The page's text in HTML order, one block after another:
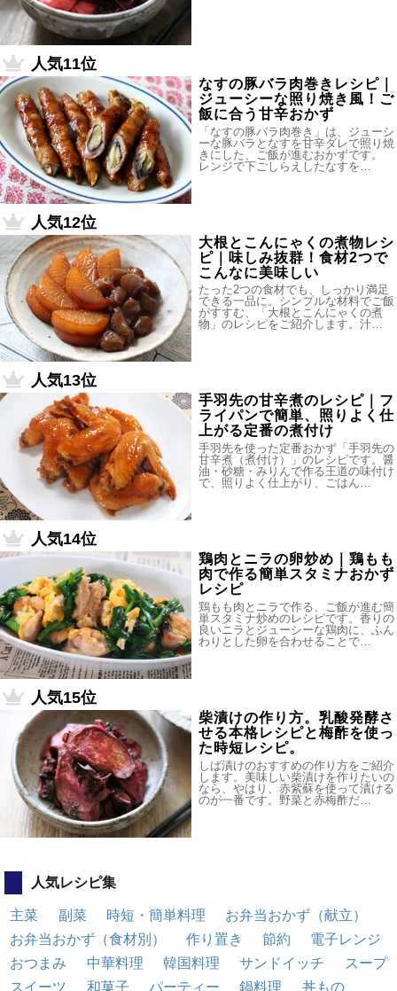
人気11位
なすの豚バラ肉巻きレシピ｜
ジューシーな照り焼き風！ご
飯に合う甘辛おかず
「なすの豚バラ肉巻き」は、ジューシ
ーな豚バラとなすを甘辛ダレで照り焼
きにした、ご飯が進むおかずです。
レンジで下ごしらえしたなすを…
人気12位
大根とこんにゃくの煮物レシ
ピ｜味しみ抜群！食材2つで
こんなに美味しい
たった2つの食材でも、しっかり満足
できる一品に。シンプルな材料でご飯
がすすむ、「大根とこんにゃくの煮
物」のレシピをご紹介します。汁…
人気13位
手羽先の甘辛煮のレシピ｜フ
ライパンで簡単、照りよく仕
上がる定番の煮付け
手羽先を使った定番おかず「手羽先の
甘辛煮（煮付け）」のレシピです。醤
油・砂糖・みりんで作る王道の味付け
で、照りよく仕上がり、ごはん…
人気14位
鶏肉とニラの卵炒め｜鶏もも
肉で作る簡単スタミナおかず
レシピ
鶏もも肉とニラで作る、ご飯が進む簡
単スタミナ炒めのレシピです。香りの
良いニラとジューシーな鶏肉に、ふん
わりとした卵を合わせることで…
人気15位
柴漬けの作り方。乳酸発酵さ
せる本格レシピと梅酢を使っ
た時短レシピ。
しば漬けのおすすめの作り方をご紹介
します。美味しい柴漬けを作りたいの
なら、やはり、赤紫蘇を使って漬ける
のが一番です。野菜と赤梅酢だ…
人気レシピ集
主菜 副菜 時短・簡単料理
お弁当おかず（献立）
お弁当おかず（食材別）
作り置き 節約
電子レンジ
おつまみ
中華料理 韓国料理 サンドイッチ
スープ
スイーツ
和菓子 パーティー 鍋料理 丼もの